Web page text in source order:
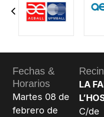
Fechas &
Horarios
Martes 08 de
febrero de
LA
C/de